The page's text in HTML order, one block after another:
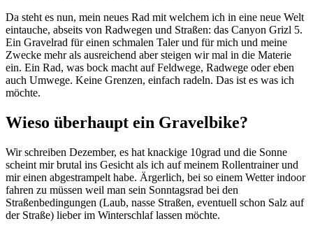
Da steht es nun, mein neues Rad mit welchem ich in eine neue Welt
eintauche, abseits von Radwegen und Straßen: das Canyon Grizl 5.
Ein Gravelrad für einen schmalen Taler und für mich und meine
Zwecke mehr als ausreichend aber steigen wir mal in die Materie
ein. Ein Rad, was bock macht auf Feldwege, Radwege oder eben
auch Umwege. Keine Grenzen, einfach radeln. Das ist es was ich
möchte.
Wieso überhaupt ein Gravelbike?
Wir schreiben Dezember, es hat knackige 10grad und die Sonne
scheint mir brutal ins Gesicht als ich auf meinem Rollentrainer und
mir einen abgestrampelt habe. Ärgerlich, bei so einem Wetter indoor
fahren zu müssen weil man sein Sonntagsrad bei den
Straßenbedingungen (Laub, nasse Straßen, eventuell schon Salz auf
der Straße) lieber im Winterschlaf lassen möchte.